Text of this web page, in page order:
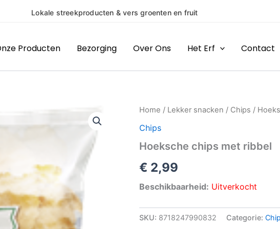
en fruit (H)eerlijke
Producten Bezorging Over Ons Het Erf Contact
Home / Lekker snacken / Chips /
Chips
Hoeksche chips met ribbel
€ 2,99
Beschikbaarheid: Uitverkocht
SKU: 8718247990832 Categorie: